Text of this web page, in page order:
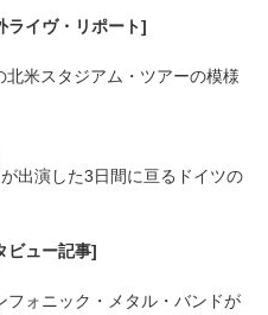
ライヴ・リポート]
北米スタジアム・ツアーの模様
出演した3日間に亘るドイツの
ビュー記事]
フォニック・メタル・バンドが